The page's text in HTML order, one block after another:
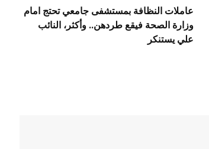
عاملات النظافة بمستشفى جامعي تحتج امام
وزارة الصحة فيقع طردهن.. وأكثر، النائب
علي يستنكر